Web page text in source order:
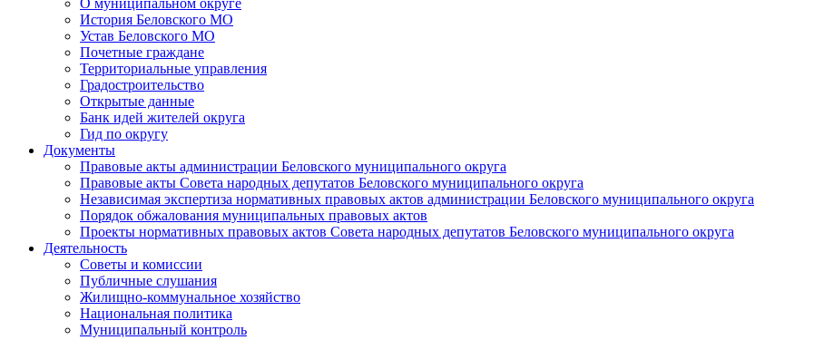
О муниципальном округе
История Беловского МО
Устав Беловского МО
Почетные граждане
Территориальные управления
Градостроительство
Открытые данные
Банк идей жителей округа
Гид по округу
Документы
Правовые акты администрации Беловского муниципального округа
Правовые акты Совета народных депутатов Беловского муниципального округа
Независимая экспертиза нормативных правовых актов администрации Беловского муниципального округа
Порядок обжалования муниципальных правовых актов
Проекты нормативных правовых актов Совета народных депутатов Беловского муниципального округа
Деятельность
Советы и комиссии
Публичные слушания
Жилищно-коммунальное хозяйство
Национальная политика
Муниципальный контроль